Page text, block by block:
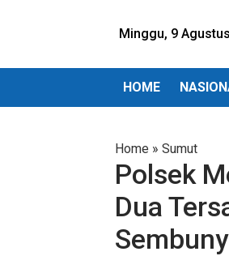
Minggu, 9
HOME
Home » Sumut
Polsek
Dua